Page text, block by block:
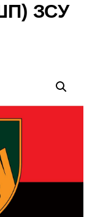
ЗСУ